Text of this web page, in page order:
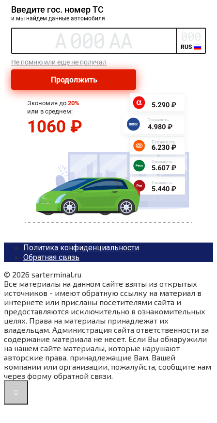
Политика конфиденциальности
Обратная связь
© 2026 sarterminal.ru
Все материалы на данном сайте взяты из открытых
источников - имеют обратную ссылку на материал в
интернете или присланы посетителями сайта и
предоставляются исключительно в ознакомительных
целях. Права на материалы принадлежат их
владельцам. Администрация сайта ответственности за
содержание материала не несет. Если Вы обнаружили
на нашем сайте материалы, которые нарушают
авторские права, принадлежащие Вам, Вашей
компании или организации, пожалуйста, сообщите нам
через форму обратной связи.